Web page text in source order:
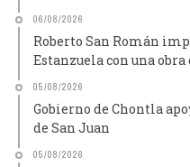
06/08/2026
Roberto San Román
Estanzuela con una
05/08/2026
Gobierno de Chontla
de San Juan
05/08/2026